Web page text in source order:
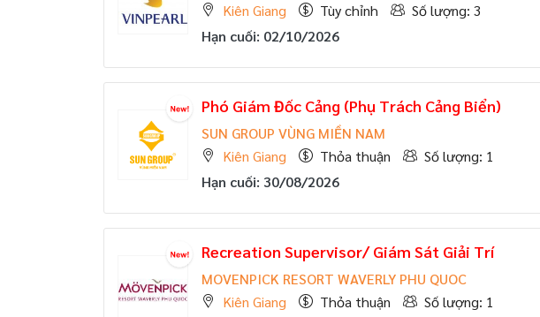
Kiên Giang
Tùy chỉnh
Số lượng: 3
Hạn cuối: 02/10/2026
Phó Giám Đốc Cảng (Phụ Trách Cảng Biển)
SUN GROUP VÙNG MIỀN NAM
Kiên Giang
Thỏa thuận
Số lượng: 1
Hạn cuối: 30/08/2026
Recreation Supervisor/ Giám Sát Giải Trí
MOVENPICK RESORT WAVERLY PHU QUOC
Kiên Giang
Thỏa thuận
Số lượng: 1